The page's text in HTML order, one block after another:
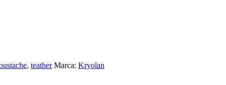
, teather Marca: Kryolan